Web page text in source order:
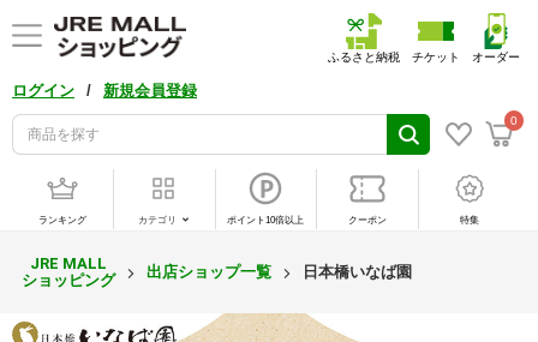
ログイン / 新規会員登録
0
ふるさと納税 チケット オーダー
ランキング カテゴリ ポイント10倍以上 クーポン 特集
JRE MALL
ショッピング
出店ショップ一覧 日本橋いなば園